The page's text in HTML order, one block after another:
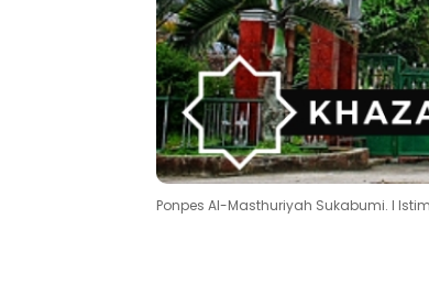
Ponpes Al-Masthuriyah Sukabumi. l